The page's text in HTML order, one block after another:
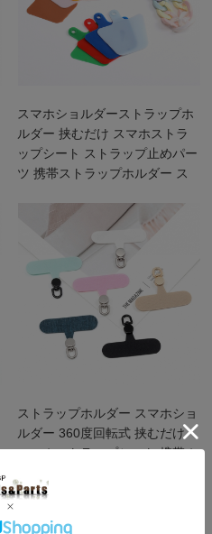
スマホショルダーストラップホ
ルダー 挟むだけ スマホストラ
ップシート ストラップ止めパー
ツ 携帯ストラップホルダー ス
ストラップホルダー スマホショ
ルダー 360度回転式 挟むだけ
スマホストラップシート 携帯ホ